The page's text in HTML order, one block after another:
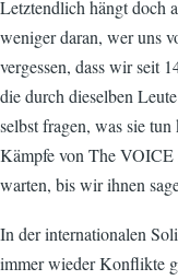
Letztendlich hängt doch
weniger daran, wer uns
vergessen, dass wir seit
die durch dieselben
selbst fragen, was sie
Kämpfe von The VOICE
warten, bis wir ihnen
In der internationalen
immer wieder Konflikte